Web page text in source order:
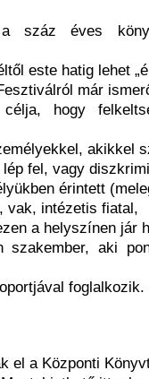
a száz éves
este hatig lehet
már
célja, hogy
akikkel
fel, vagy
érintett
vak, intézetis fiatal,
a helyszínen jár
szakember, aki
foglalkozik.
el a Központi